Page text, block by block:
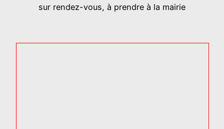
sur rendez-vous, à prendre à la mairie